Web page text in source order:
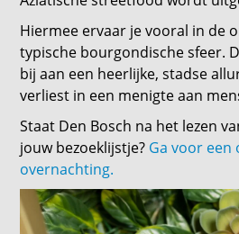
Hiermee ervaar je vooral in de
typische bourgondische sfeer.
bij aan een heerlijke, stadse
verliest in een menigte aan
Staat Den Bosch na het lezen
jouw bezoeklijstje? Ga voor een
overnachting.